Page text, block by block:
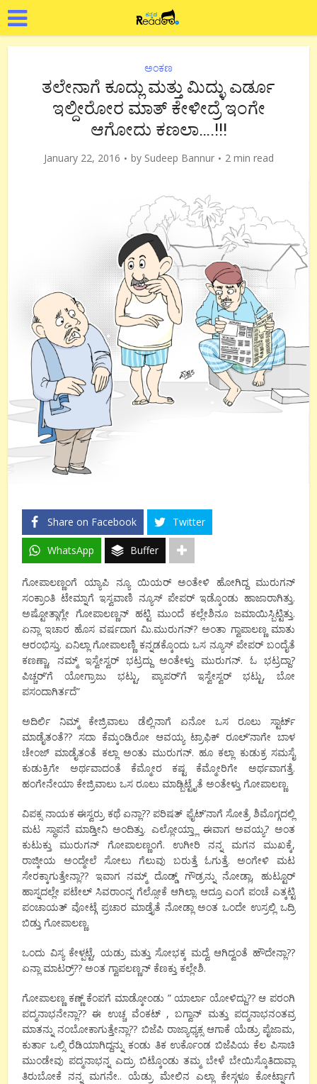
ಅಂಕಣ
ತಲೇನಾಗೆ ಕೂದ್ಲು ಮತ್ತು ಮಿದ್ಳು ಎರ್ಡೂ
ಇಲ್ದೀರೋರ ಮಾತ್ ಕೇಳೀದ್ರೆ ಇಂಗೇ
ಆಗೋದು ಕಣಲಾ….!!!
January 22, 2016 by Sudeep Bannur 2 min read
Share on Facebook Twitter
WhatsApp Buffer
ಗೋಪಾಲಣ್ಣಂಗೆ ಯ್ಯಾಪಿ ನ್ಯೂ ಯಿಯರ್ ಅಂತೇಳಿ ಹೋಗಿದ್ದ ಮುರುಗನ್
ಸಂಕ್ರಾಂತಿ ಟೇಮ್ನಾಗೆ ಇಸ್ವವಾಣಿ ನ್ಯೂಸ್ ಪೇಪರ್ ಇಡ್ಕೊಂಡು ಹಾಜಾರಾಗಿತ್ತು.
ಅಷ್ಟೋತ್ಗಾಗ್ಲೇ ಗೋಪಾಲಣ್ಣನ್ ಹಟ್ಟಿ ಮುಂದೆ ಕಲ್ಲೇಶಿನೂ ಜಮಾಯಿಸ್ಬಿಟ್ಟಿತ್ತು.
ಏನ್ಲಾ ಇಚಾರ ಹೊಸ ವರ್ಷದಾಗ ಮಿ.ಮುರುಗನ್? ಅಂತಾ ಗ್ವಾಪಾಲಣ್ಣ ಮಾತು
ಆರಂಭಿಸ್ತು. ಏನಿಲ್ಲಾ ಗೋಪಾಲಣ್ಣಿ ಕನ್ನಡಕ್ಕೊಂದು ಒಸ ನ್ಯೂಸ್ ಪೇಪರ್ ಬಂದೈತೆ
ಕಣಣ್ಣಾ, ನಮ್ಮ್ ಇಸ್ವೇಸ್ವರ್ ಭಟ್ರದ್ದು ಅಂತೇಳ್ತು ಮುರುಗನ್. ಓ ಭಟ್ರದ್ದಾ?
ಪಿಚ್ಚರ್’ಗೆ ಯೋಗ್ರಾಜು ಭಟ್ಟು, ಪ್ಯಾಪರ್’ಗೆ ಇಸ್ವೇಸ್ವರ್ ಭಟ್ಟು, ಬೋ
ಪಸಂದಾಗಿರ್ತದೆ”
ಅದಿರ್ಲಿ ನಿಮ್ಮ್ ಕೇಜ್ರಿವಾಲು ಡೆಲ್ಲಿನಾಗೆ ಏನೋ ಒಸ ರೂಲು ಸ್ಟಾರ್ಟ್
ಮಾಡೈತಂತೆ?? ಸದಾ ಕೆಮ್ಕಂಡಿರೋ ಆವಯ್ಯ ಟ್ರಾಫಿಕ್ ರೂಲ್’ನಾಗೇ ಬಾಳ
ಚೇಂಜ್ ಮಾಡೈತಂತೆ ಕಲ್ಲಾ ಅಂತು ಮುರುಗನ್. ಹೂ ಕಲ್ಲಾ ಕುಡುಕ್ರ ಸಮಸೈ
ಕುಡುಕ್ರಿಗೇ ಅರ್ಥವಾದಂತೆ ಕೆಮ್ಮೋರ ಕಷ್ಟ ಕೆಮ್ಮೋರಿಗೇ ಅರ್ಥವಾಗತ್ತೆ.
ಹಂಗೇನೇಯಾ ಕೇಜ್ರಿವಾಲು ಒಸ ರೂಲು ಮಾಡ್ಬಿಟ್ಟೈತೆ ಅಂತೇಳ್ತು ಗೋಪಾಲಣ್ಣ.
ವಿಪಕ್ಸ ನಾಯಕ ಈಸ್ವರ್ರು ಕಥೆ ಏನ್ಲಾ?? ಪರಿಷತ್ ಫೈಟ್’ನಾಗೆ ಸೋತ್ರೆ ಶಿಮೊಗ್ಗದಲ್ಲಿ
ಮಟ ಸ್ಥಾಪನೆ ಮಾಡ್ತೀನಿ ಅಂದಿತ್ತು. ಎಲ್ಲೋಯ್ತ್ಲಾ ಈವಾಗ ಅವಯ್ಯ? ಅಂತ
ಕುಟುಕ್ತು ಮುರುಗನ್ ಗೋಪಾಲಣ್ಣಂಗೆ. ಉಗೀರಿ ನನ್ನ ಮಗನ ಮುಖಕ್ಕೆ,
ರಾಜ್ಕೀಯ ಅಂದ್ಮೇಲೆ ಸೋಲು ಗೆಲುವು ಬರುತ್ತೆ ಓಗುತ್ತೆ. ಅಂಗೇಳಿ ಮಟ
ಸೇರಕ್ಕಾಗುತ್ತೇನ್ಲಾ?? ಇವಾಗ ನಮ್ಮ್ ದೊಡ್ಡ್ ಗೌಡ್ರ‍ನ್ನು ನೋಡ್ಲಾ, ಹುಟ್ಟೂರ್
ಹಾಸ್ನದಲ್ಲೇ ಪಟೇಲ್ ಸಿವರಾಂನ್ನ ಗೆಲ್ಸೋಕೆ ಆಗಿಲ್ಲಾ. ಆದ್ರೂ ಎಂಗೆ ಪಂಚೆ ಎತ್ಕಟ್ಟಿ
ಪಂಚಾಯತ್ ವೋಟ್ಗೆ ಪ್ರಚಾರ ಮಾಡ್ತೈತೆ ನೋಡ್ಲಾ ಅಂತ ಒಂದೇ ಉಸ್ರಲ್ಲಿ ಒದ್ರಿ
ಬಿಡ್ತು ಗೋಪಾಲಣ್ಣ.
ಒಂದು ವಿಸ್ಯ ಕೇಳ್ಪಟ್ಟೆ, ಯಡ್ರು ಮತ್ತು ಸೋಭಕ್ಕ ಮದ್ವೆ ಆಗಿದ್ವಂತೆ ಹೌದೇನ್ಲಾ??
ಏನ್ಲಾ ಮಾಟರ್ರ್?? ಅಂತ ಗ್ವಾಪಲಣ್ಣನ್ ಕೆಣಕ್ತು ಕಲ್ಲೇಶಿ.
ಗೋಪಾಲಣ್ಣ ಕಣ್ಣ್ ಕೆಂಪಗೆ ಮಾಡ್ಕೋಂಡು ” ಯಾರ್ಲಾ ಯೋಳಿದ್ದು?? ಆ ಪರಂಗಿ
ಪದ್ಮನಾಭನೇನ್ಲಾ?? ಈ ಉಚ್ಚ ವೆಂಕಟ್ , ಬಗ್ವಾನ್ ಮತ್ತು ಪದ್ಮನಾಭನಂತವ್ರ
ಮಾತನ್ನು ನಂಬೋಕಾಗುತ್ತೇನ್ಲಾ?? ಬಿಜೆಪಿ ರಾಜ್ಯಾಧ್ಯಕ್ಸ ಆಗಾಕೆ ಯೆಡ್ರು ಪೈಜಾಮ,
ಕುರ್ತಾ ಒಲ್ಸಿ ರೆಡಿಯಾಗಿದ್ದನ್ನು ಕಂಡು ತಿಕ ಉರ್ಕೊಂಡ ಬಿಜೆಪಿಯ ಕೆಲ ಪಿಸಾಚಿ
ಮುಂಡೇವು ಪದ್ಮನಾಭನ್ನ ಎದ್ರು ಬಿಟ್ಕೊಂಡು ತಮ್ಮ ಬೇಳೆ ಬೇಯಿಸ್ಕೊತಿದಾವ್ಲಾ
ತಿರುಬೋಕೆ ನನ್ನ ಮಗನೇ.. ಯೆಡ್ರು ಮೇಲಿನ ಎಲ್ಲಾ ಕೇಸ್ಗಳೂ ಕೋರ್ಟ್ನಾಗೆ